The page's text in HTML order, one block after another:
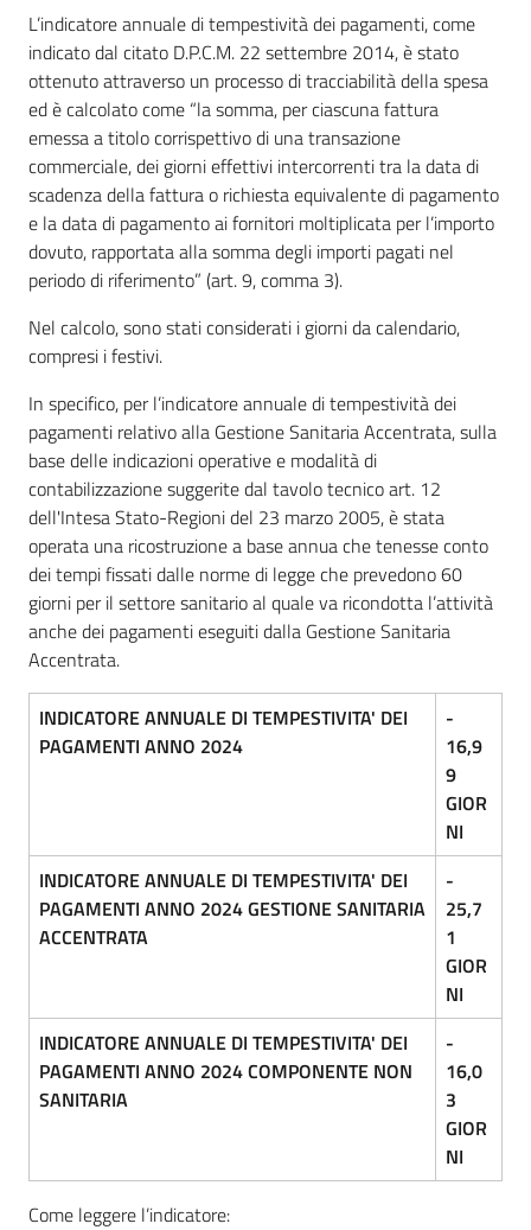
L’indicatore annuale di tempestività dei pagamenti, come
indicato dal citato D.P.C.M. 22 settembre 2014, è stato
ottenuto attraverso un processo di tracciabilità della spesa
ed è calcolato come “la somma, per ciascuna fattura
emessa a titolo corrispettivo di una transazione
commerciale, dei giorni effettivi intercorrenti tra la data di
scadenza della fattura o richiesta equivalente di pagamento
e la data di pagamento ai fornitori moltiplicata per l’importo
dovuto, rapportata alla somma degli importi pagati nel
periodo di riferimento” (art. 9, comma 3).
Nel calcolo, sono stati considerati i giorni da calendario,
compresi i festivi.
In specifico, per l’indicatore annuale di tempestività dei
pagamenti relativo alla Gestione Sanitaria Accentrata, sulla
base delle indicazioni operative e modalità di
contabilizzazione suggerite dal tavolo tecnico art. 12
dell'Intesa Stato-Regioni del 23 marzo 2005, è stata
operata una ricostruzione a base annua che tenesse conto
dei tempi fissati dalle norme di legge che prevedono 60
giorni per il settore sanitario al quale va ricondotta l’attività
anche dei pagamenti eseguiti dalla Gestione Sanitaria
Accentrata.
INDICATORE ANNUALE DI TEMPESTIVITA' DEI
PAGAMENTI ANNO 2024
-
16,9
9
GIOR
NI
INDICATORE ANNUALE DI TEMPESTIVITA' DEI
PAGAMENTI ANNO 2024 GESTIONE SANITARIA
ACCENTRATA
-
25,7
1
GIOR
NI
INDICATORE ANNUALE DI TEMPESTIVITA' DEI
PAGAMENTI ANNO 2024 COMPONENTE NON
SANITARIA
-
16,0
3
GIOR
NI
Come leggere l’indicatore: